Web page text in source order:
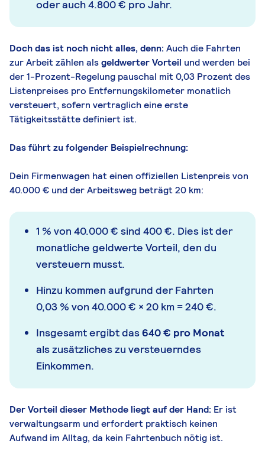
oder auch 4.800 € pro Jahr.
Doch das ist noch nicht alles, denn: Auch die Fahrten
zur Arbeit zählen alsgeldwerter Vorteil und werden bei
der 1-Prozent-Regelung pauschal mit 0,03 Prozent des
Listenpreises pro Entfernungskilometer monatlich
versteuert, sofern vertraglich eine erste
Tätigkeitsstätte definiert ist.
Das führt zu folgender Beispielrechnung:
Dein Firmenwagen hat einen offiziellen Listenpreis von
40.000 € und der Arbeitsweg beträgt 20 km:
1 % von 40.000 € sind 400 €. Dies ist der
monatliche geldwerte Vorteil, den du
versteuern musst.
Hinzu kommen aufgrund der Fahrten
0,03 % von 40.000 € × 20 km = 240 €.
Insgesamt ergibt das640 € pro Monat
als zusätzliches zu versteuerndes
Einkommen.
Der Vorteil dieser Methode liegt auf der Hand: Er ist
verwaltungsarm und erfordert praktisch keinen
Aufwand im Alltag, da kein Fahrtenbuch nötig ist.